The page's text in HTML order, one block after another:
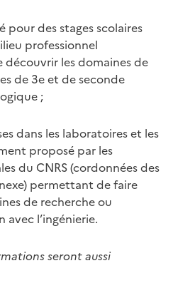
pour des stages scolaires
professionnel
les domaines de
de 3e et de seconde
;
dans les laboratoires et les
proposé par les
du CNRS (cordonnées des
permettant de faire
de recherche ou
avec l’ingénierie.
seront aussi